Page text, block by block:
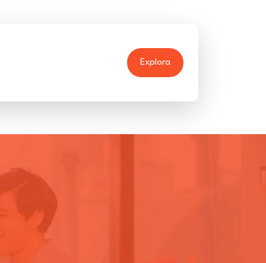
Explora